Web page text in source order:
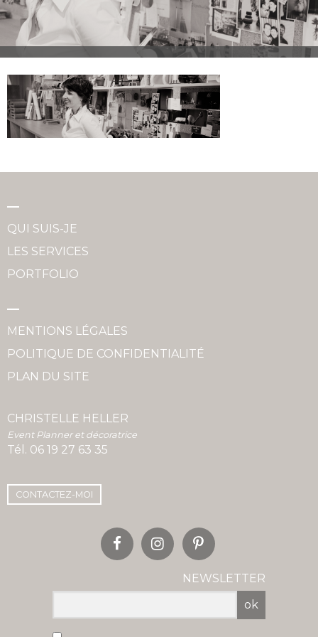
QUI SUIS-JE
LES SERVICES
PORTFOLIO
MENTIONS LÉGALES
POLITIQUE DE CONFIDENTIALITÉ
PLAN DU SITE
CHRISTELLE HELLER
Event Planner et décoratrice
Tél. 06 19 27 63 35
CONTACTEZ-MOI
NEWSLETTER
ok